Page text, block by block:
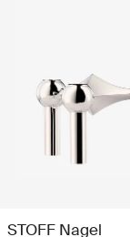
STOFF Nagel